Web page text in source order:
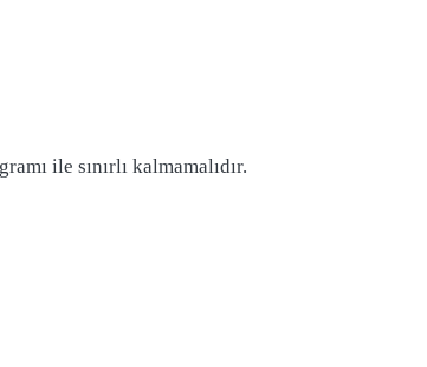
ile sınırlı kalmamalıdır.